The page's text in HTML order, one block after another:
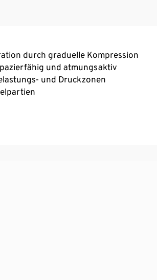
durch graduelle Kompression
und atmungsaktiv
und Druckzonen
Tragekomfort